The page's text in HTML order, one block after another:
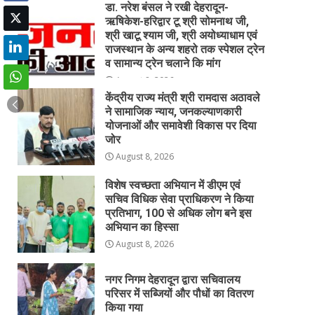
डा. नरेश बंसल ने रखी देहरादून-
ऋषिकेश-हरिद्वार टू श्री सोमनाथ जी,
श्री खाटू श्याम जी, श्री अयोध्याधाम एवं
राजस्थान के अन्य शहरो तक स्पेशल ट्रेन
व सामान्य ट्रेन चलाने कि मांग
August 8, 2026
केंद्रीय राज्य मंत्री श्री रामदास अठावले
ने सामाजिक न्याय, जनकल्याणकारी
योजनाओं और समावेशी विकास पर दिया
जोर
August 8, 2026
विशेष स्वच्छता अभियान में डीएम एवं
सचिव विधिक सेवा प्राधिकरण ने किया
प्रतिभाग, 100 से अधिक लोग बने इस
अभियान का हिस्सा
August 8, 2026
नगर निगम देहरादून द्वारा सचिवालय
परिसर में सब्जियों और पौधों का वितरण
किया गया